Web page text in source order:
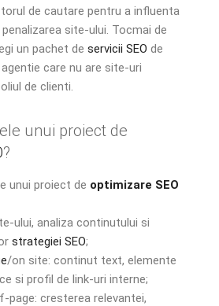
de cautare pentru a influenta
site-ului. Tocmai de
un pachet de servicii SEO de
care nu are site-uri
de clienti.
unui proiect de
?
unui proiect de optimizare SEO
ului, analiza continutului si
strategiei SEO;
/on site: continut text, elemente
si profil de link-uri interne;
page: cresterea relevantei,